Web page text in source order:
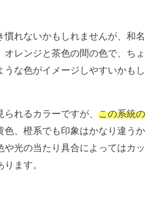
慣れないかもしれませんが、和名
オレンジと茶色の間の色で、ちょ
うな色がイメージしやすいかもし
られるカラーですが、この系統の
色、橙系でも印象はかなり違うか
や光の当たり具合によってはカッ
ます。